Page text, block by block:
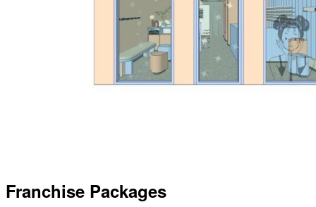
Franchise Packages